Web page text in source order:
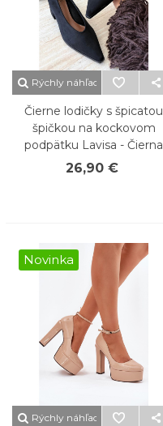
Rýchly náhľad
Čierne lodičky s špicatou
špičkou na kockovom
podpätku Lavisa - Čierna
26,90 €
Novinka
Rýchly náhľad